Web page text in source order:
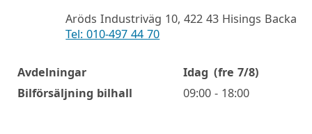
Aröds Industriväg 10, 422 43 Hisings Backa
Tel: 010-497 44 70
Öppettider
Avdelningar Idag (fre 7/8)
Bilförsäljning bilhall
09:00 - 18:00